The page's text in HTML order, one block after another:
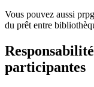
Vous pouvez aussi prpg
du prêt entre
participantes